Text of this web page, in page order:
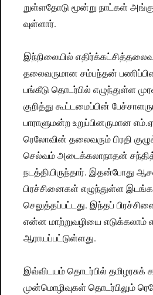
றுள்­ள­தோடு மூன்று நாட்கள்
வுள்ளார்.
இந்நிலையில்
தலைவருமான சம்பந்தன்
பங்­கீடு தொடர்பில் எழுந்துள்ள
குறித்து கூட்டமைப்பின்
பாராளுமன்ற உறுப்பினருமான
ரெலோவின் தலைவரும் பிரதி
செல்வம் அடைக்கலாநாதன்
நடத்தியிருந்தார். இதன்போது
பிரச்சினைகள் எழுந்துள்ள
செலுத்தப்பட்டது. இந்தப்
என்ன மாற்றுவழியை எடுக்கலாம்
ஆராயப்பட்டுள்ளது.
இவ்விடயம் தொடர்பில் தமிழரசுக்
முன்மொழிவுகள் தொடர்பிலும்